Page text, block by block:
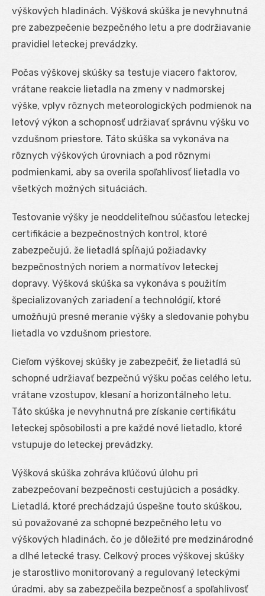
výškových hladinách. Výšková skúška je nevyhnutná
pre zabezpečenie bezpečného letu a pre dodržiavanie
pravidiel leteckej prevádzky.
Počas výškovej skúšky sa testuje viacero faktorov,
vrátane reakcie lietadla na zmeny v nadmorskej
výške, vplyv rôznych meteorologických podmienok na
letový výkon a schopnosť udržiavať správnu výšku vo
vzdušnom priestore. Táto skúška sa vykonáva na
rôznych výškových úrovniach a pod rôznymi
podmienkami, aby sa overila spoľahlivosť lietadla vo
všetkých možných situáciách.
Testovanie výšky je neoddeliteľnou súčasťou leteckej
certifikácie a bezpečnostných kontrol, ktoré
zabezpečujú, že lietadlá spĺňajú požiadavky
bezpečnostných noriem a normatívov leteckej
dopravy. Výšková skúška sa vykonáva s použitím
špecializovaných zariadení a technológií, ktoré
umožňujú presné meranie výšky a sledovanie pohybu
lietadla vo vzdušnom priestore.
Cieľom výškovej skúšky je zabezpečiť, že lietadlá sú
schopné udržiavať bezpečnú výšku počas celého letu,
vrátane vzostupov, klesaní a horizontálneho letu.
Táto skúška je nevyhnutná pre získanie certifikátu
leteckej spôsobilosti a pre každé nové lietadlo, ktoré
vstupuje do leteckej prevádzky.
Výšková skúška zohráva kľúčovú úlohu pri
zabezpečovaní bezpečnosti cestujúcich a posádky.
Lietadlá, ktoré prechádzajú úspešne touto skúškou,
sú považované za schopné bezpečného letu vo
výškových hladinách, čo je dôležité pre medzinárodné
a dlhé letecké trasy. Celkový proces výškovej skúšky
je starostlivo monitorovaný a regulovaný leteckými
úradmi, aby sa zabezpečila bezpečnosť a spoľahlivosť